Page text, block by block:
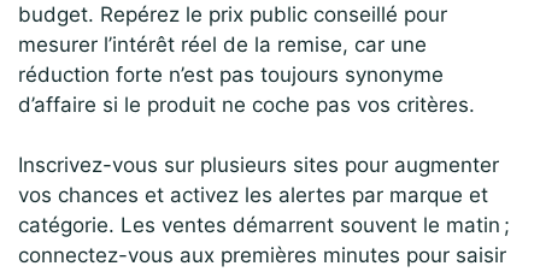
budget. Repérez le prix public conseillé pour
mesurer l’intérêt réel de la remise, car une
réduction forte n’est pas toujours synonyme
d’affaire si le produit ne coche pas vos critères.
Inscrivez-vous sur plusieurs sites pour augmenter
vos chances et activez les alertes par marque et
catégorie. Les ventes démarrent souvent le matin ;
connectez-vous aux premières minutes pour saisir